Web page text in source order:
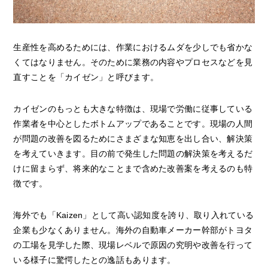
生産性を高めるためには、作業におけるムダを少しでも省かな
くてはなりません。そのために業務の内容やプロセスなどを見
直すことを「カイゼン」と呼びます。
カイゼンのもっとも大きな特徴は、現場で労働に従事している
作業者を中心としたボトムアップであることです。現場の人間
が問題の改善を図るためにさまざまな知恵を出し合い、解決策
を考えていきます。目の前で発生した問題の解決策を考えるだ
けに留まらず、将来的なことまで含めた改善案を考えるのも特
徴です。
海外でも「Kaizen」として高い認知度を誇り、取り入れている
企業も少なくありません。海外の自動車メーカー幹部がトヨタ
の工場を見学した際、現場レベルで原因の究明や改善を行って
いる様子に驚愕したとの逸話もあります。